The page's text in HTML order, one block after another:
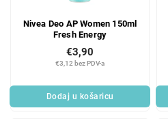
Nivea Deo AP Women 150ml
Fresh Energy
€3,12 bez PDV-a
€3,90
Dodaj u košaricu